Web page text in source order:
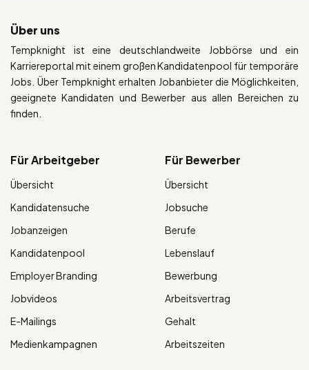
Über uns
Tempknight ist eine deutschlandweite Jobbörse und ein
Karriereportal mit einem großen Kandidatenpool für temporäre
Jobs. Über Tempknight erhalten Jobanbieter die Möglichkeiten,
geeignete Kandidaten und Bewerber aus allen Bereichen zu
finden.
Für Arbeitgeber
Übersicht
Kandidatensuche
Jobanzeigen
Kandidatenpool
Employer Branding
Jobvideos
E-Mailings
Medienkampagnen
Für Bewerber
Übersicht
Jobsuche
Berufe
Lebenslauf
Bewerbung
Arbeitsvertrag
Gehalt
Arbeitszeiten